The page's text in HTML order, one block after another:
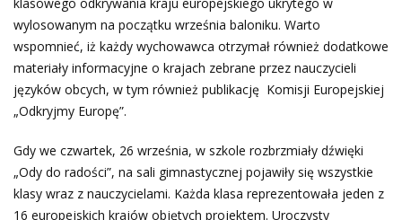
wylosowanym na początku września baloniku. Warto
wspomnieć, iż każdy wychowawca otrzymał również dodatkowe
materiały informacyjne o krajach zebrane przez nauczycieli
języków obcych, w tym również publikację Komisji Europejskiej
„Odkryjmy Europę”.
Gdy we czwartek, 26 września, w szkole rozbrzmiały dźwięki
„Ody do radości”, na sali gimnastycznej pojawiły się wszystkie
klasy wraz z nauczycielami. Każda klasa reprezentowała jeden z
16 europejskich krajów objętych projektem. Uroczysty